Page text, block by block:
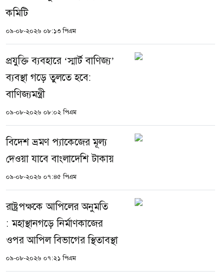
কমিটি
০৯-০৮-২০২৬ ০৮:১৩ পিএম
প্রযুক্তি ব্যবহারে ‘স্মার্ট বাণিজ্য’
ব্যবস্থা গড়ে তুলতে হবে:
বাণিজ্যমন্ত্রী
০৯-০৮-২০২৬ ০৮:০২ পিএম
বিদেশ ভ্রমণ প্যাকেজের মূল্য
দেওয়া যাবে বাংলাদেশি টাকায়
০৯-০৮-২০২৬ ০৭:৪৫ পিএম
রাষ্ট্রপক্ষকে আপিলের অনুমতি
: মহাস্থানগড়ে নির্মাণকাজের
ওপর আপিল বিভাগের স্থিতাবস্থা
০৯-০৮-২০২৬ ০৭:২১ পিএম